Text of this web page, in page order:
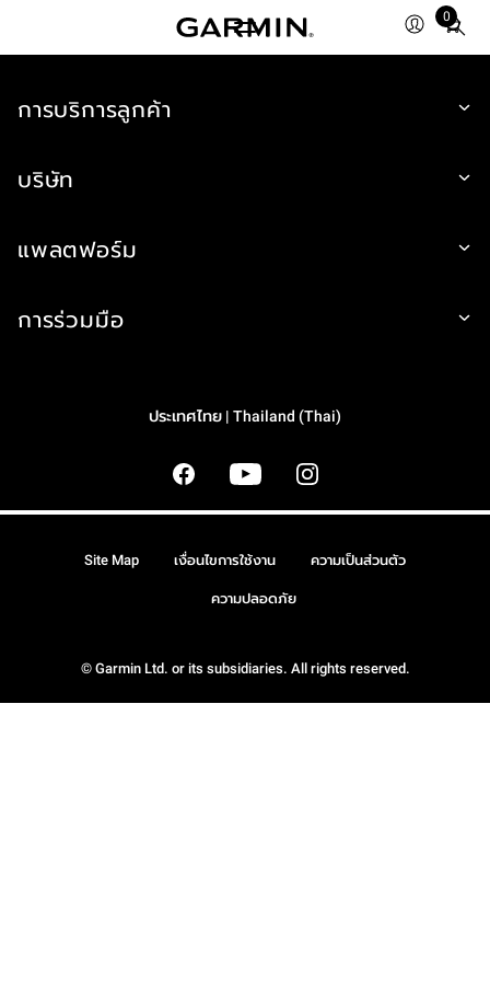
0
Total
การบริการลูกค้า
บริษัท
แพลตฟอร์ม
การร่วมมือ
ประเทศไทย | Thailand (Thai)
© Garmin Ltd. or its subsidiaries. All rights reserved.
Site Map เงื่อนไขการใช้งาน ความเป็นส่วนตัว
ความปลอดภัย